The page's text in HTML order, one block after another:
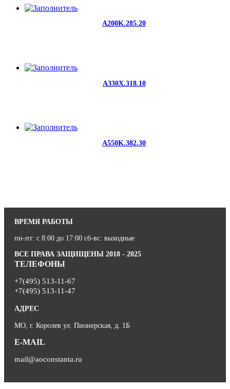
A200K.285.20
A330X.318.10
A550K.382.30
ВРЕМЯ РАБОТЫ
пн-пт: с 8:00 до 17:00 сб-вс: выходные
ВСЕ ПРАВА ЗАЩИЩЕНЫ 2018 - 2025
ТЕЛЕФОНЫ
+7(495) 513-11-67
+7(495) 513-11-47
АДРЕС
МО, г. Королев ул. Пионерская, д. 1Б
E-MAIL
mail@aoconstanta.ru